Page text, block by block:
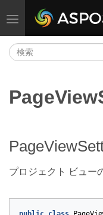
ナビゲーションの切り
プロジェクト ビュー